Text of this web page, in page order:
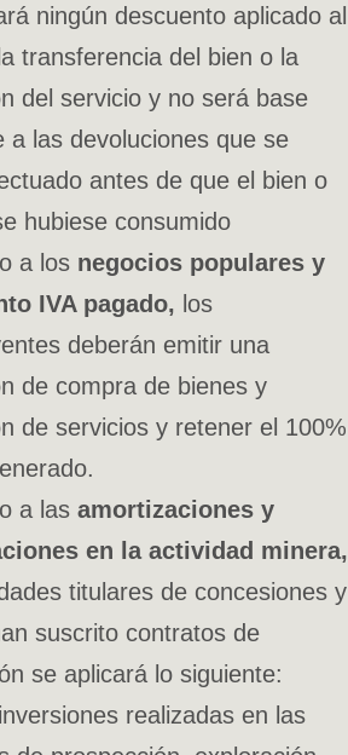
ningún descuento aplicado al
transferencia del bien o la
del servicio y no será base
a las devoluciones que se
antes de que el bien o
hubiese consumido
a los negocios populares y
IVA pagado, los
deberán emitir una
de compra de bienes y
de servicios y retener el 100%
a las amortizaciones y
en la actividad minera,
titulares de concesiones y
suscrito contratos de
se aplicará lo siguiente:
realizadas en las